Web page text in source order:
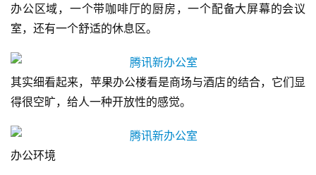
办公区域，一个带咖啡厅的厨房，一个配备大屏幕的会议
室，还有一个舒适的休息区。
其实细看起来，苹果办公楼看是商场与酒店的结合，它们显
得很空旷，给人一种开放性的感觉。
办公环境